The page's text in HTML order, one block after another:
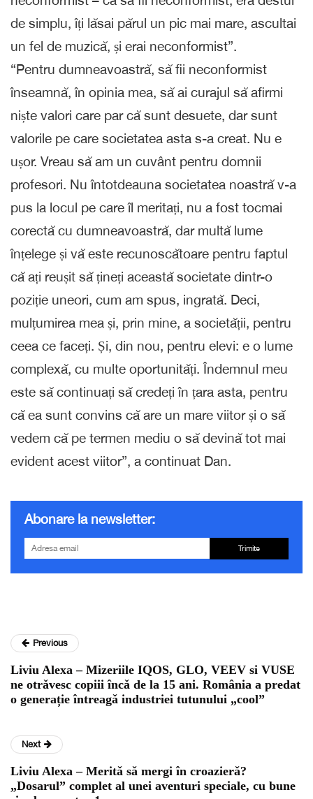
de simplu, îți lăsai părul un pic mai mare, ascultai
un fel de muzică, și erai neconformist”.
“Pentru dumneavoastră, să fii neconformist
înseamnă, în opinia mea, să ai curajul să afirmi
niște valori care par că sunt desuete, dar sunt
valorile pe care societatea asta s-a creat. Nu e
ușor. Vreau să am un cuvânt pentru domnii
profesori. Nu întotdeauna societatea noastră v-a
pus la locul pe care îl meritați, nu a fost tocmai
corectă cu dumneavoastră, dar multă lume
înțelege și vă este recunoscătoare pentru faptul
că ați reușit să țineți această societate dintr-o
poziție uneori, cum am spus, ingrată. Deci,
mulțumirea mea și, prin mine, a societății, pentru
ceea ce faceți. Și, din nou, pentru elevi: e o lume
complexă, cu multe oportunități. Îndemnul meu
este să continuați să credeți în țara asta, pentru
că ea sunt convins că are un mare viitor și o să
vedem că pe termen mediu o să devină tot mai
evident acest viitor”, a continuat Dan.
Abonare la newsletter:
Trimite
Previous
Liviu Alexa – Mizeriile IQOS, GLO, VEEV si VUSE
ne otrǎvesc copiii încǎ de la 15 ani. România a predat
o generație întreagǎ industriei tutunului „cool”
Next
Liviu Alexa – Meritǎ sǎ mergi în croazierǎ?
„Dosarul” complet al unei aventuri speciale, cu bune